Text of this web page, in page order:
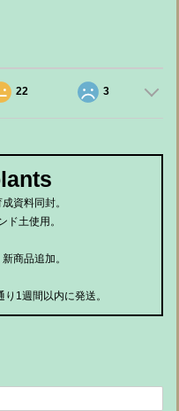
22 3
資料同封。
ド土使用。
商品追加。
1週間以内に発送。